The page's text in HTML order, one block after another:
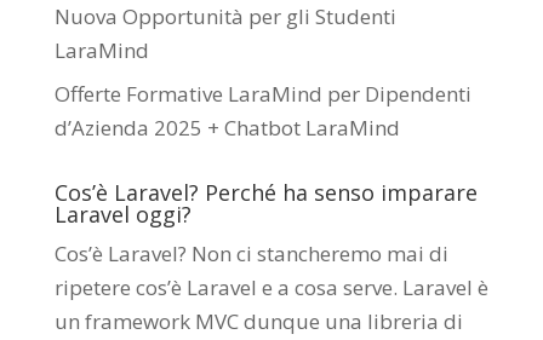
Nuova Opportunità per gli Studenti
LaraMind
Offerte Formative LaraMind per Dipendenti
d’Azienda 2025 + Chatbot LaraMind
Cos’è Laravel? Perché ha senso imparare
Laravel oggi?
Cos’è Laravel? Non ci stancheremo mai di
ripetere cos’è Laravel e a cosa serve. Laravel è
un framework MVC dunque una libreria di